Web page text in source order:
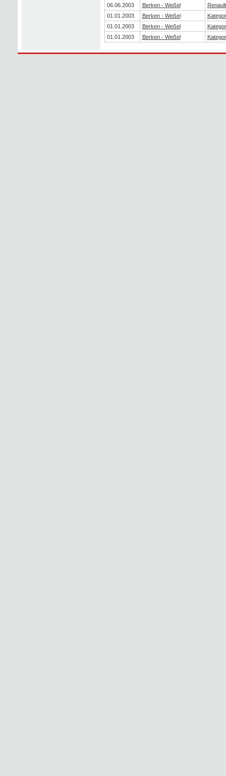
06.06.2003 Berken - Weßel
01.01.2003
Berken - Weßel
01.01.2003
Berken - Weßel
01.01.2003
Berken - Weßel